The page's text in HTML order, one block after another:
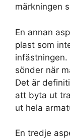
märkningen
En annan
plast som
sönder när
Det är
att byta ut
ut hela
En tredje